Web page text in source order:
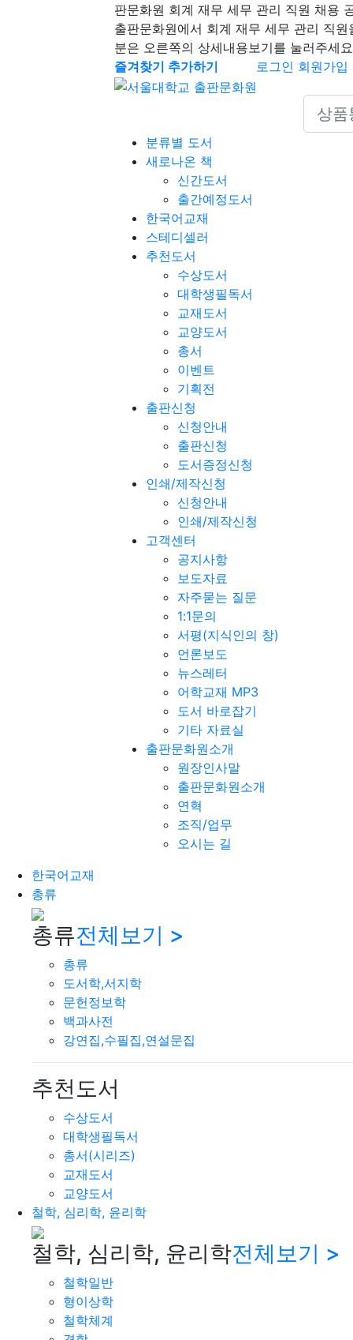
판문화원 회계 재무 세무 관리 직원 채용
출판문화원에서 회계 재무 세무 관리 직
분은 오른쪽의 상세내용보기를 눌러주세
즐겨찾기 추가하기
로그인 회원가입
Search
분류별 도서
새로나온 책
신간도서
출간예정도서
한국어교재
스테디셀러
추천도서
수상도서
대학생필독서
교재도서
교양도서
총서
이벤트
기획전
출판신청
신청안내
출판신청
도서증정신청
인쇄/제작신청
신청안내
인쇄/제작신청
고객센터
공지사항
보도자료
자주묻는 질문
1:1문의
서평(지식인의 창)
언론보도
뉴스레터
어학교재 MP3
도서 바로잡기
기타 자료실
출판문화원소개
원장인사말
출판문화원소개
연혁
조직/업무
오시는 길
한국어교재
총류
총류전체보기 >
총류
도서학,서지학
문헌정보학
백과사전
강연집,수필집,연설문집
추천도서
수상도서
대학생필독서
총서(시리즈)
교재도서
교양도서
철학, 심리학, 윤리학
철학, 심리학, 윤리학전체보기 >
철학일반
형이상학
철학체계